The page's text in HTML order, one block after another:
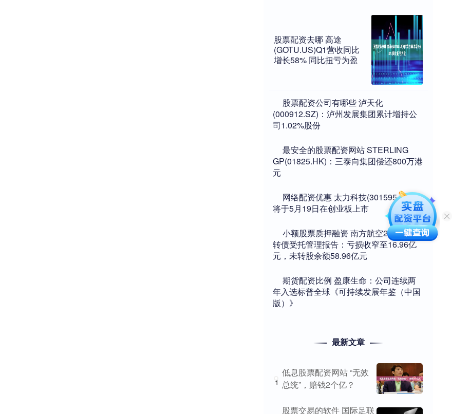
股票配资去哪 高途
(GOTU.US)Q1营收同比
增长58% 同比扭亏为盈
​股票配资公司有哪些 泸天化
(000912.SZ)：泸州发展集团累计增持公
司1.02%股份
​最安全的股票配资网站 STERLING
GP(01825.HK)：三泰向集团偿还800万港
元
​网络配资优惠 太力科技(301595.SZ)：
将于5月19日在创业板上市
​小额股票质押融资 南方航空2024年可
转债受托管理报告：亏损收窄至16.96亿
元，未转股余额58.96亿元
​期货配资比例 盈康生命：公司连续两
年入选标普全球《可持续发展年鉴（中国
版）》
最新文章
1
低息股票配资网站 “无效
总统”，赔钱2个亿？
股票交易的软件 国际足联